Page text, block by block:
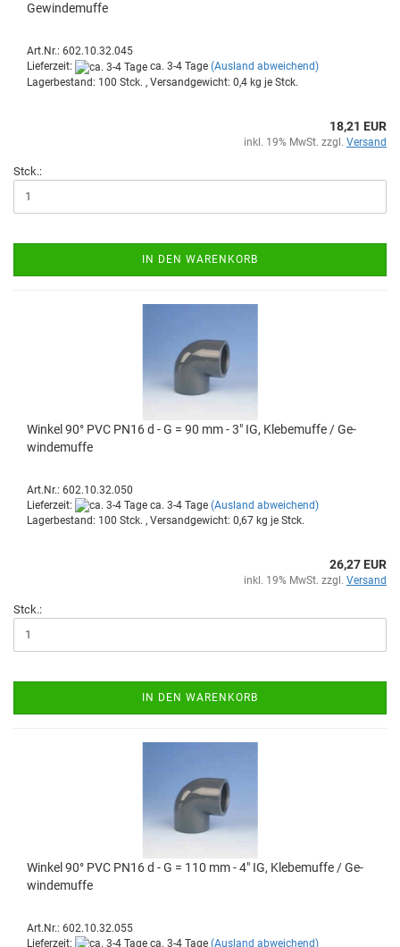
Ge­win­de­muf­fe
Art.Nr.: 602.10.32.045
Lieferzeit:
ca. 3-4 Tage (Ausland abweichend)
Lagerbestand: 100 Stck. , Versandgewicht: 0,4 kg je Stck.
18,21 EUR
inkl. 19% MwSt. zzgl. Versand
Stck.:
IN DEN WARENKORB
Win­kel 90° PVC PN16 d - G = 90 mm - 3" IG, Kle­be­muf­fe / Ge­
win­de­muf­fe
Art.Nr.: 602.10.32.050
Lieferzeit:
ca. 3-4 Tage (Ausland abweichend)
Lagerbestand: 100 Stck. , Versandgewicht: 0,67 kg je Stck.
26,27 EUR
inkl. 19% MwSt. zzgl. Versand
Stck.:
IN DEN WARENKORB
Win­kel 90° PVC PN16 d - G = 110 mm - 4" IG, Kle­be­muf­fe / Ge­
win­de­muf­fe
Art.Nr.: 602.10.32.055
Lieferzeit:
ca. 3-4 Tage (Ausland abweichend)